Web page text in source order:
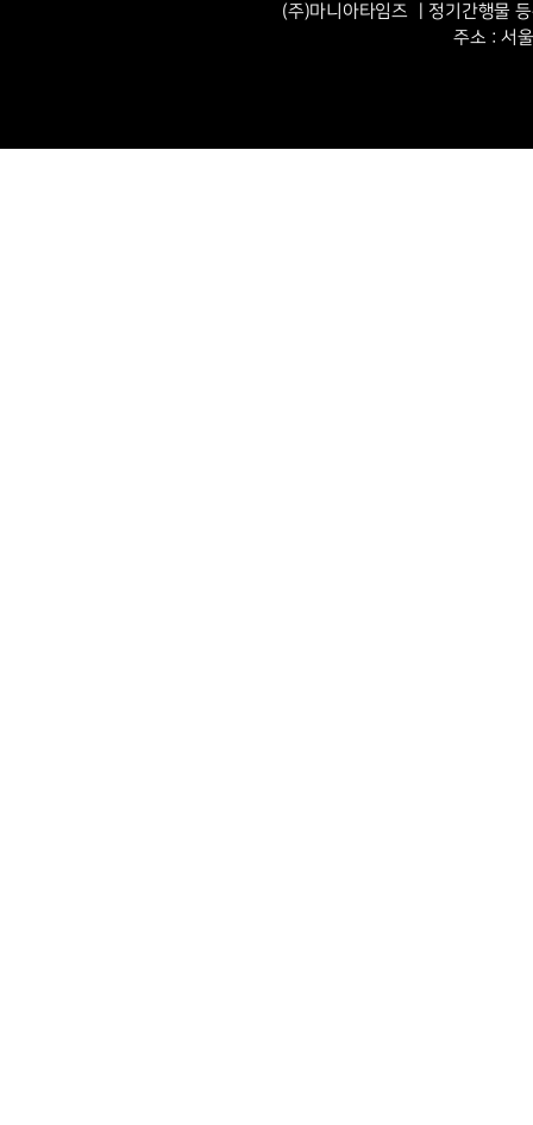
(주)마니아타임즈 ㅣ정기간행물
주소 : 서